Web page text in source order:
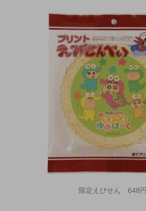
限定えびせん 648円